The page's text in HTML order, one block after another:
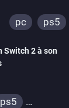
pc ps5
Switch 2 à son
ps5